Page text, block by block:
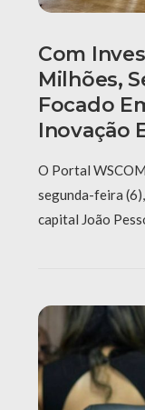
Com
Milhões,
Focado
Inovação
O Portal
segunda-feira
capital João